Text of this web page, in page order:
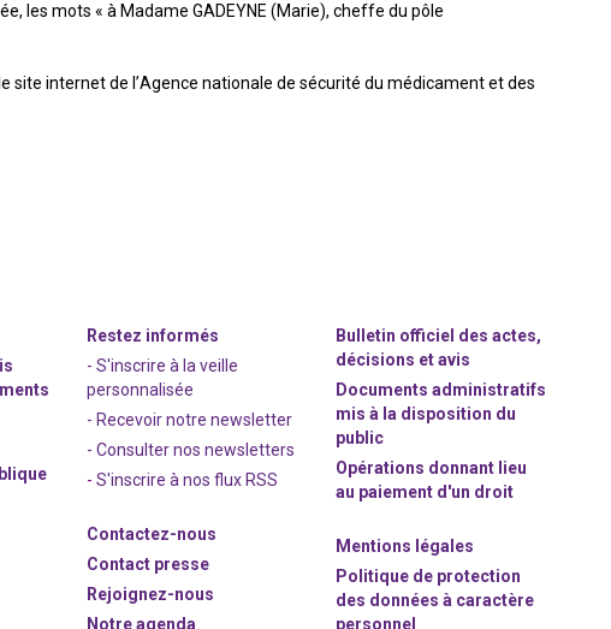
les mots « à Madame GADEYNE (Marie), cheffe du pôle
site internet de l’Agence nationale de sécurité du médicament et des
Restez informés
- S'inscrire à la veille
personnalisée
- Recevoir notre newsletter
- Consulter nos newsletters
-S'inscrire à nos flux RSS
Contactez-nous
Contact presse
Rejoignez-nous
Notre agenda
Bulletin officiel des actes,
décisions et avis
Documents administratifs
mis à la disposition du
public
Opérations donnant lieu
au paiement d'un droit
Mentions légales
Politique de protection
des données à caractère
personnel